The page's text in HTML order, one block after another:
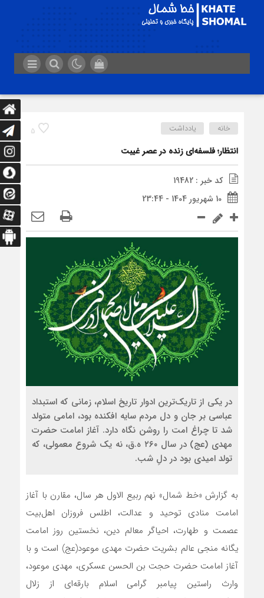
5 خانه یادداشت
انتظار؛ فلسفه‌ای زنده در عصر غیبت
کد خبر : 19482
10 شهریور 1404 - 23:44
در یکی از تاریک‌ترین ادوار تاریخ اسلام، زمانی که استبداد
عباسی بر جان و دل مردم سایه افکنده بود، امامی متولد
شد تا چراغ امت را روشن نگاه دارد. آغاز امامت حضرت
مهدی (عج) در سال ۲۶۰ ه.ق، نه یک شروع معمولی، که
تولد امیدی بود در دلِ شب.
به گزارش «خط شمال» نهم ربیع الاول هر سال، مقارن با آغاز
امامت منادی توحید و عدالت، اطلس فروزان اهل‌بیت
عصمت و طهارت، احیاگر معالم دین، نخستین روز امامت
یگانه منجی عالم بشریت حضرت مهدی موعود(عج) است و با
آغاز امامت حضرت حجت بن الحسن عسکری، مهدی موعود،
وارث راستین پیامبر گرامی اسلام بارقه‌ای از زلال